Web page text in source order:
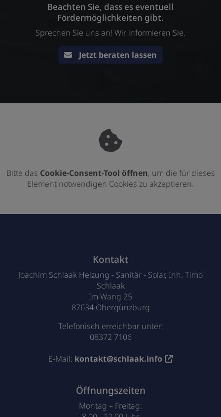
Beachten Sie, dass es eventuell
Fördermöglichkeiten gibt.
Sprechen Sie uns an! Wir informieren Sie.​
Jetzt beraten lassen
Bitte das Cookie-Consent-Tool öffnen, um die für dieses
Element notwendigen Cookies zu akzeptieren.
Kontakt
Joachim Schlaak Heizung - Sanitär - Solar, Inh. Timo
Schlaak
Im Wang 25
87634 Obergünzburg
Telefonisch erreichbar unter:
08372 7106
E-Mail: kontakt@schlaak.info
Öffnungszeiten
Montag – Freitag: